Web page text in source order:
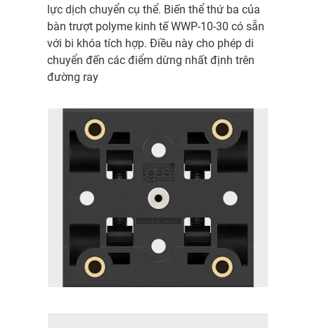
lực dịch chuyển cụ thể. Biến thể thứ ba của
bàn trượt polyme kinh tế WWP-10-30 có sẵn
với bi khóa tích hợp. Điều này cho phép di
chuyển đến các điểm dừng nhất định trên
đường ray